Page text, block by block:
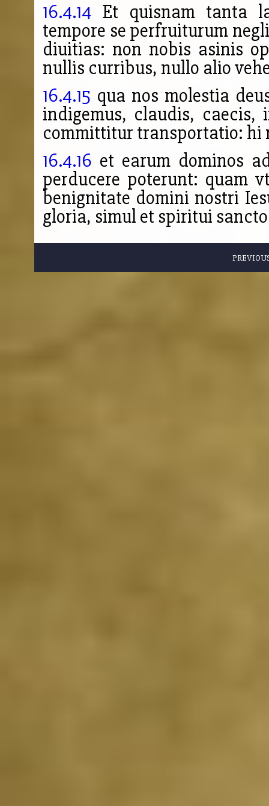
16.4.14 Et quisnam tanta
tempore se perfruiturum
diuitias: non nobis asinis
nullis curribus, nullo alio
16.4.15 qua nos molestia
indigemus, claudis,
committitur transportatio: hi
16.4.16 et earum dominos
perducere poterunt: quam
benignitate domini nostri
gloria, simul et spiritui